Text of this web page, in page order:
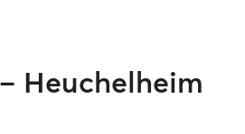
Heuchelheim